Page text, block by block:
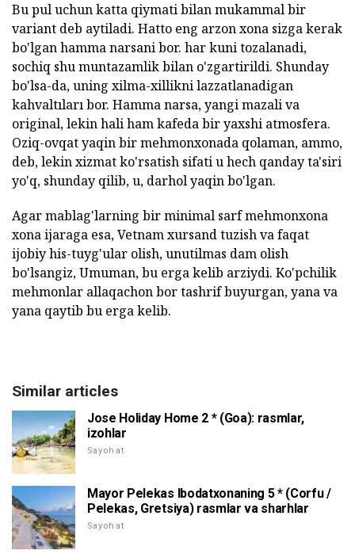
Bu pul uchun katta qiymati bilan mukammal bir
variant deb aytiladi. Hatto eng arzon xona sizga kerak
bo'lgan hamma narsani bor. har kuni tozalanadi,
sochiq shu muntazamlik bilan o'zgartirildi. Shunday
bo'lsa-da, uning xilma-xillikni lazzatlanadigan
kahvaltıları bor. Hamma narsa, yangi mazali va
original, lekin hali ham kafeda bir yaxshi atmosfera.
Oziq-ovqat yaqin bir mehmonxonada qolaman, ammo,
deb, lekin xizmat ko'rsatish sifati u hech qanday ta'siri
yo'q, shunday qilib, u, darhol yaqin bo'lgan.
Agar mablag'larning bir minimal sarf mehmonxona
xona ijaraga esa, Vetnam xursand tuzish va faqat
ijobiy his-tuyg'ular olish, unutilmas dam olish
bo'lsangiz, Umuman, bu erga kelib arziydi. Ko'pchilik
mehmonlar allaqachon bor tashrif buyurgan, yana va
yana qaytib bu erga kelib.
Similar articles
Jose Holiday Home 2 * (Goa): rasmlar,
izohlar
Sayohat
Mayor Pelekas Ibodatxonaning 5 * (Corfu /
Pelekas, Gretsiya) rasmlar va sharhlar
Sayohat